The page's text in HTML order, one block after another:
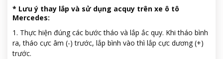
* Lưu ý thay lắp và sử dụng acquy trên xe ô tô
Mercedes:
1. Thực hiện đúng các bước tháo và lắp ắc quy. Khi tháo bình
ra, tháo cực âm (-) trước, lắp bình vào thì lắp cực dương (+)
trước.